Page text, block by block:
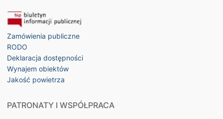
Zamówienia publiczne
RODO
Deklaracja dostępności
Wynajem obiektów
Jakość powietrza
PATRONATY I WSPÓŁPRACA